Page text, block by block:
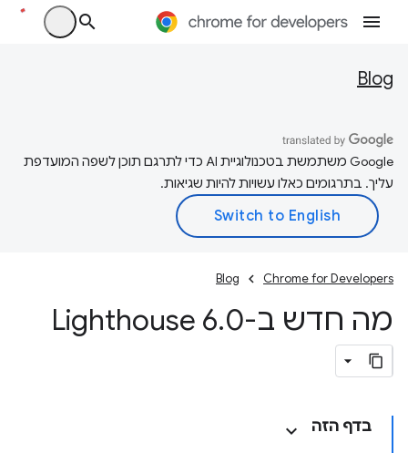
Blog
‫Google משתמשת בטכנולוגיית AI כדי לתרגם תוכן לשפה המועדפת
עליך. בתרגומים כאלו עשויות להיות שגיאות.
Chrome for Developers
Blog
מה חדש ב-Lighthouse 6 .0
בדף הזה